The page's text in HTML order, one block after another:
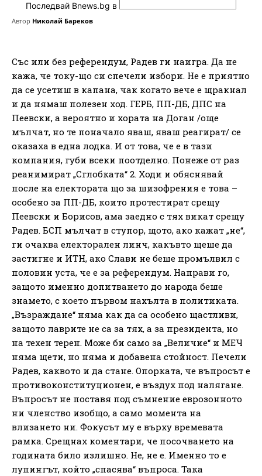
Последвай Bnews.bg в
Автор Николай Бареков
Със или без референдум, Радев ги наигра. Да не
кажа, че току-що си спечели избори. Не е приятно
да се усетиш в капана, чак когато вече е щракнал
и да нямаш полезен ход. ГЕРБ, ПП-ДБ, ДПС на
Пеевски, а вероятно и хората на Доган /още
мълчат, но те поначало яваш, яваш реагират/ се
оказаха в една лодка. И от това, че е в тази
компания, губи всеки поотделно. Понеже от раз
реанимират „Сглобката“ 2. Ходи и обяснявай
после на електората що за шизофрения е това –
особено за ПП-ДБ, които протестират срещу
Пеевски и Борисов, ама заедно с тях викат срещу
Радев. БСП мълчат в ступор, щото, ако кажат „не“,
ги очаква електорален линч, какъвто щеше да
застигне и ИТН, ако Слави не беше промълвил с
половин уста, че е за референдум. Направи го,
защото именно допитването до народа беше
знамето, с което първом нахълта в политиката.
„Възраждане“ няма как да са особено щастливи,
защото лаврите не са за тях, а за президента, но
на техен терен. Може би само за „Величие“ и МЕЧ
няма щети, но няма и добавена стойност. Печели
Радев, каквото и да стане. Опорката, че въпросът е
противоконституционен, е въздух под налягане.
Въпросът не поставя под съмнение еврозонното
ни членство изобщо, а само момента на
влизането ни. Фокусът му е върху времевата
рамка. Срещнах коментари, че посочването на
годината било излишно. Не, не е. Именно то е
лупингът, който „спасява“ въпроса. Така